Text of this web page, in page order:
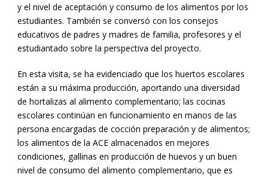
y el nivel de aceptación y consumo de los alimentos por los
estudiantes. También se conversó con los consejos
educativos de padres y madres de familia, profesores y el
estudiantado sobre la perspectiva del proyecto.
En esta visita, se ha evidenciado que los huertos escolares
están a su máxima producción, aportando una diversidad
de hortalizas al alimento complementario; las cocinas
escolares continúan en funcionamiento en manos de las
persona encargadas de cocción preparación y de alimentos;
los alimentos de la ACE almacenados en mejores
condiciones, gallinas en producción de huevos y un buen
nivel de consumo del alimento complementario, que es